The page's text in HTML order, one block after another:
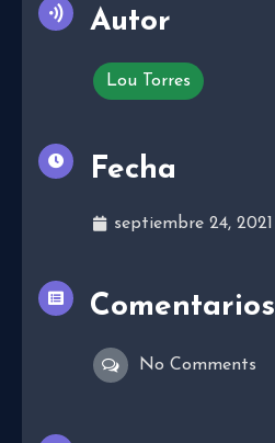
Autor
Lou Torres
Fecha
septiembre 24, 2021
Comentarios
No Comments